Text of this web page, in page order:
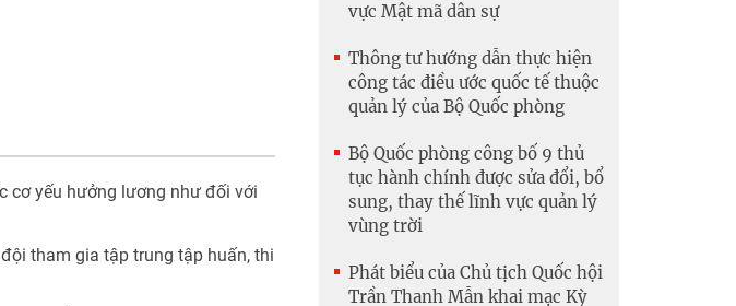
cơ yếu hưởng lương như đối với
tham gia tập trung tập huấn, thi
vực Mật mã dân sự
Thông tư hướng dẫn thực hiện
công tác điều ước quốc tế thuộc
quản lý của Bộ Quốc phòng
Bộ Quốc phòng công bố 9 thủ
tục hành chính được sửa đổi, bổ
sung, thay thế lĩnh vực quản lý
vùng trời
Phát biểu của Chủ tịch Quốc hội
Trần Thanh Mẫn khai mạc Kỳ